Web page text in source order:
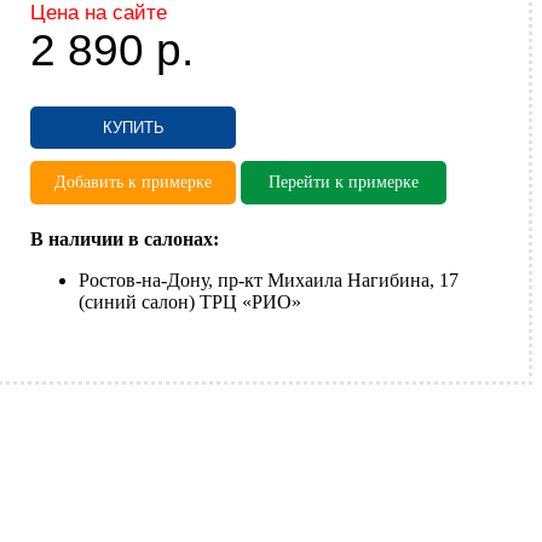
Цена на сайте
2 890 р.
КУПИТЬ
Добавить к примерке Перейти к примерке
В наличии в салонах:
Ростов-на-Дону, пр-кт Михаила Нагибина, 17
(синий салон) ТРЦ «РИО»